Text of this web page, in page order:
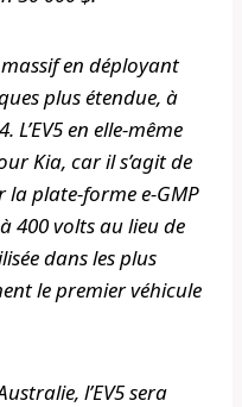
en déployant
plus étendue, à
L’EV5 en elle-même
Kia, car il s’agit de
la plate-forme e-GMP
400 volts au lieu de
dans les plus
le premier véhicule
l’EV5 sera